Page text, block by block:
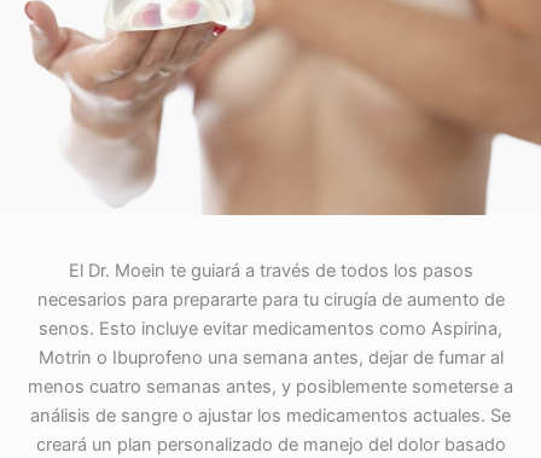
El Dr. Moein te guiará a través de todos los pasos
necesarios para prepararte para tu cirugía de aumento de
senos. Esto incluye evitar medicamentos como Aspirina,
Motrin o Ibuprofeno una semana antes, dejar de fumar al
menos cuatro semanas antes, y posiblemente someterse a
análisis de sangre o ajustar los medicamentos actuales. Se
creará un plan personalizado de manejo del dolor basado